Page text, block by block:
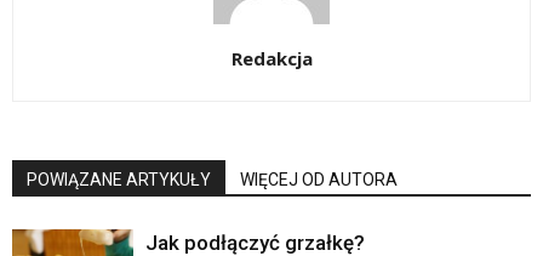
Redakcja
POWIĄZANE ARTYKUŁY WIĘCEJ OD AUTORA
Jak podłączyć grzałkę?